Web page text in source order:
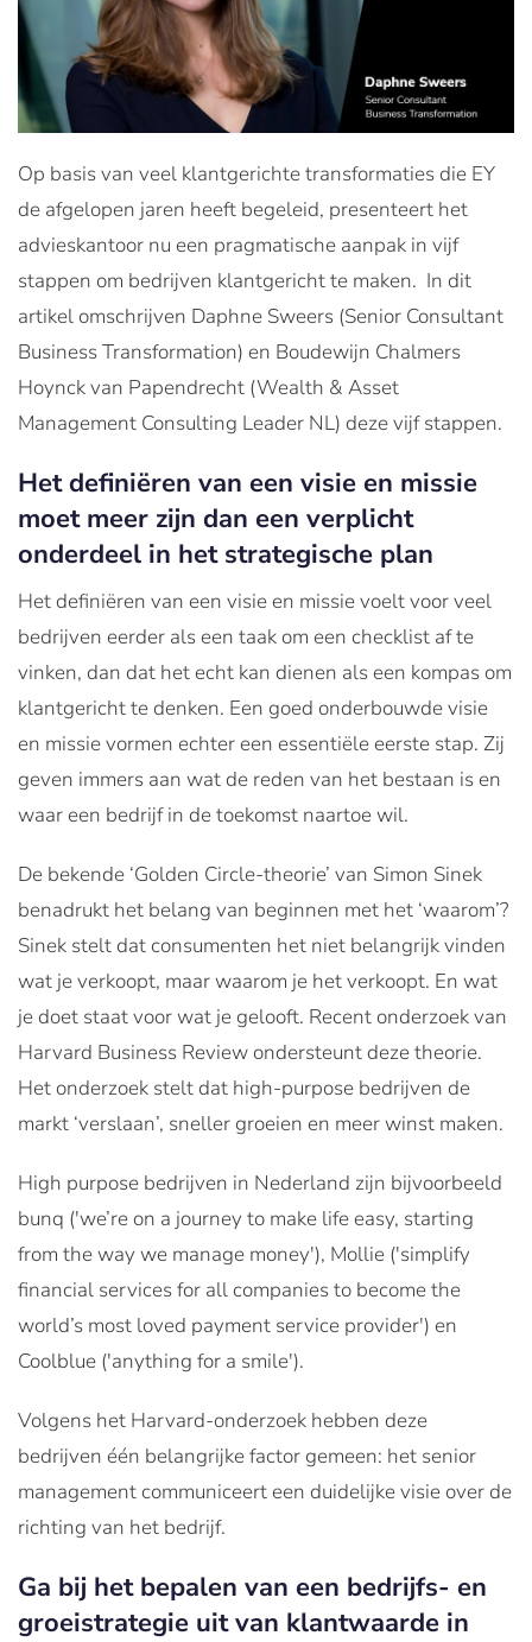
Op basis van veel klantgerichte transformaties die EY
de afgelopen jaren heeft begeleid, presenteert het
advieskantoor nu een pragmatische aanpak in vijf
stappen om bedrijven klantgericht te maken. In dit
artikel omschrijven Daphne Sweers (Senior Consultant
Business Transformation) en Boudewijn Chalmers
Hoynck van Papendrecht (Wealth & Asset
Management Consulting Leader NL) deze vijf stappen.
Het definiëren van een visie en missie
moet meer zijn dan een verplicht
onderdeel in het strategische plan
Het definiëren van een visie en missie voelt voor veel
bedrijven eerder als een taak om een checklist af te
vinken, dan dat het echt kan dienen als een kompas om
klantgericht te denken. Een goed onderbouwde visie
en missie vormen echter een essentiële eerste stap. Zij
geven immers aan wat de reden van het bestaan is en
waar een bedrijf in de toekomst naartoe wil.
De bekende ‘Golden Circle-theorie’ van Simon Sinek
benadrukt het belang van beginnen met het ‘waarom’?
Sinek stelt dat consumenten het niet belangrijk vinden
wat je verkoopt, maar waarom je het verkoopt. En wat
je doet staat voor wat je gelooft. Recent onderzoek van
Harvard Business Review ondersteunt deze theorie.
Het onderzoek stelt dat high-purpose bedrijven de
markt ‘verslaan’, sneller groeien en meer winst maken.
High purpose bedrijven in Nederland zijn bijvoorbeeld
bunq ('we’re on a journey to make life easy, starting
from the way we manage money'), Mollie ('simplify
financial services for all companies to become the
world’s most loved payment service provider') en
Coolblue ('anything for a smile').
Volgens het Harvard-onderzoek hebben deze
bedrijven één belangrijke factor gemeen: het senior
management communiceert een duidelijke visie over de
richting van het bedrijf.
Ga bij het bepalen van een bedrijfs- en
groeistrategie uit van klantwaarde in